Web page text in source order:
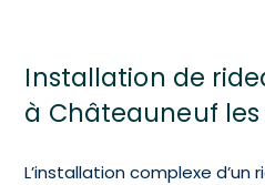
Installation de
à Châteauneuf
L’installation complexe